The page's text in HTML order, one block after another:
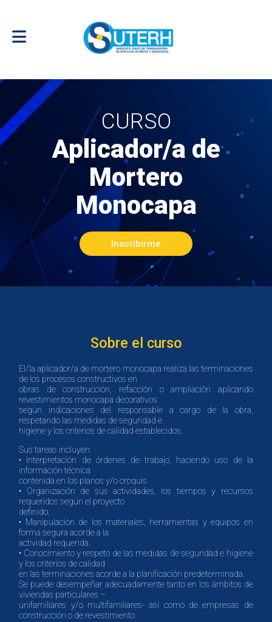
CURSO
Aplicador/a de
Mortero
Monocapa
Inscribirme
Sobre el curso
El/la aplicador/a de mortero monocapa realiza las terminaciones
de los procesos constructivos en
obras de construcción, refacción o ampliación aplicando
revestimientos monocapa decorativos
según indicaciones del responsable a cargo de la obra,
respetando las medidas de seguridad e
higiene y los criterios de calidad establecidos.
Sus tareas incluyen:
• Interpretación de órdenes de trabajo, haciendo uso de la
información técnica
contenida en los planos y/o croquis.
• Organización de sus actividades, los tiempos y recursos
requeridos según el proyecto
definido.
• Manipulación de los materiales, herramientas y equipos en
forma segura acorde a la
actividad requerida.
• Conocimiento y respeto de las medidas de seguridad e higiene
y los criterios de calidad
en las terminaciones acorde a la planificación predeterminada.
Se puede desempeñar adecuadamente tanto en los ámbitos de
viviendas particulares –
unifamiliares y/o multifamiliares- así como de empresas de
construcción o de revestimiento.